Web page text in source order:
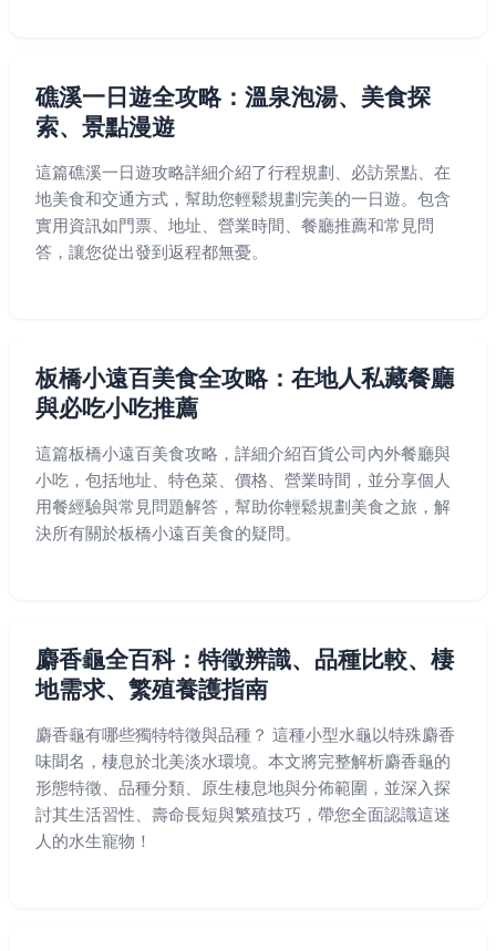
礁溪一日遊全攻略：溫泉泡湯、美食探
索、景點漫遊
這篇礁溪一日遊攻略詳細介紹了行程規劃、必訪景點、在
地美食和交通方式，幫助您輕鬆規劃完美的一日遊。包含
實用資訊如門票、地址、營業時間、餐廳推薦和常見問
答，讓您從出發到返程都無憂。
板橋小遠百美食全攻略：在地人私藏餐廳
與必吃小吃推薦
這篇板橋小遠百美食攻略，詳細介紹百貨公司內外餐廳與
小吃，包括地址、特色菜、價格、營業時間，並分享個人
用餐經驗與常見問題解答，幫助你輕鬆規劃美食之旅，解
決所有關於板橋小遠百美食的疑問。
麝香龜全百科：特徵辨識、品種比較、棲
地需求、繁殖養護指南
麝香龜有哪些獨特特徵與品種？ 這種小型水龜以特殊麝香
味聞名，棲息於北美淡水環境。本文將完整解析麝香龜的
形態特徵、品種分類、原生棲息地與分佈範圍，並深入探
討其生活習性、壽命長短與繁殖技巧，帶您全面認識這迷
人的水生寵物！